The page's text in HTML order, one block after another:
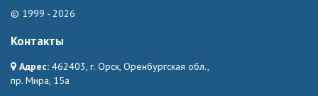
© 1999 - 2026
Контакты
Адрес: 462403, г. Орск, Оренбургская обл.,
пр. Мира, 15а